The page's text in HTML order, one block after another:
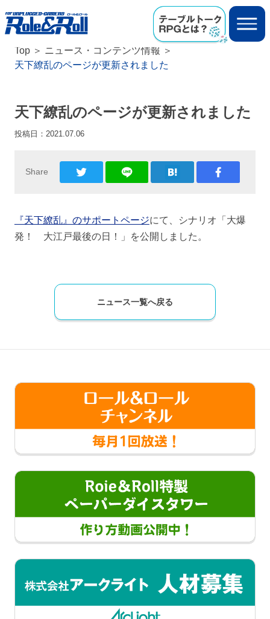
Top
ニュース・コンテンツ情報
天下繚乱のページが更新されました
天下繚乱のページが更新されました
投稿日： 2021.07.06
Share
『天下繚乱』のサポートページにて、シナリオ「大爆
発！ 大江戸最後の日！」を公開しました。
ニュース一覧へ戻る